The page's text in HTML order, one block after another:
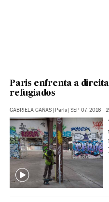
Paris enfrenta a
refugiados
GABRIELA CAÑAS | Paris | SEP 07, 2016 -